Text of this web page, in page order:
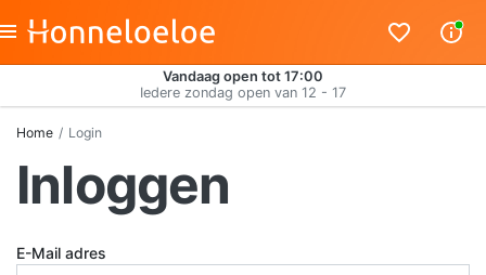
Vandaag open tot 17:00
Iedere zondag open van 12 - 17
Home Login
Inloggen
E-Mail adres